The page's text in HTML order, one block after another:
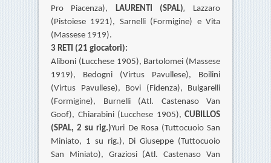
Pro Piacenza), LAURENTI (SPAL),
Lazzaro
(Pistoiese 1921), Sarnelli (Formigine) e Vita
(Massese 1919).
3 RETI (21 giocatori):
Aliboni (Lucchese 1905), Bartolomei (Massese
1919), Bedogni (Virtus Pavullese), Boilini
(Virtus Pavullese), Bovi (Fidenza), Bulgarelli
(Formigine), Burnelli (Atl. Castenaso Van
Goof), Chiarabini (Lucchese 1905), CUBILLOS
(SPAL, 2 su rig.)Yuri De Rosa (Tuttocuoio San
Miniato, 1 su rig.), Di Giuseppe (Tuttocuoio
San Miniato), Graziosi (Atl. Castenaso Van